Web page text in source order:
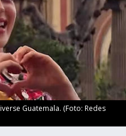
Guatemala. (Foto: Redes